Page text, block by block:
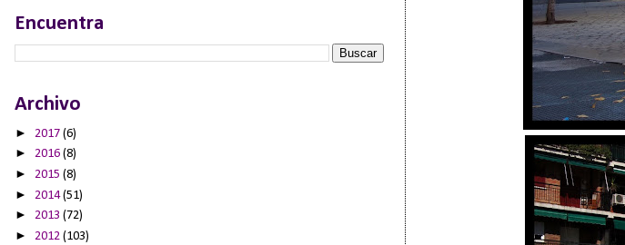
Encuentra
Archivo
► 2017 (6)
► 2016 (8)
► 2015 (8)
► 2014(51)
► 2013 (72)
► 2012 (103)